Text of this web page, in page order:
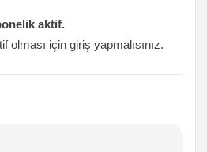
aktif.
olması için giriş yapmalısınız.